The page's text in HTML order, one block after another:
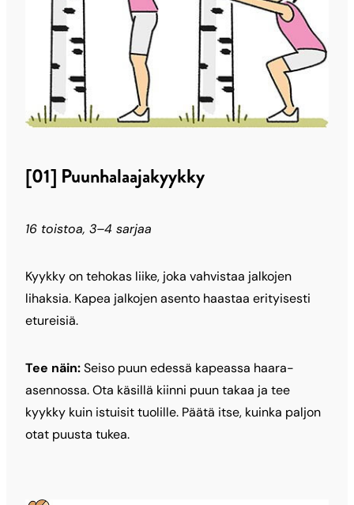
[01] Puunhalaajakyykky
16 toistoa, 3–4 sarjaa
Kyykky on tehokas liike, joka vahvistaa jalkojen
lihaksia. Kapea jalkojen asento haastaa erityisesti
etureisiä.
Tee näin:Seiso puun edessä kapeassa haara-
asennossa. Ota käsillä kiinni puun takaa ja tee
kyykky kuin istuisit tuolille. Päätä itse, kuinka paljon
otat puusta tukea.